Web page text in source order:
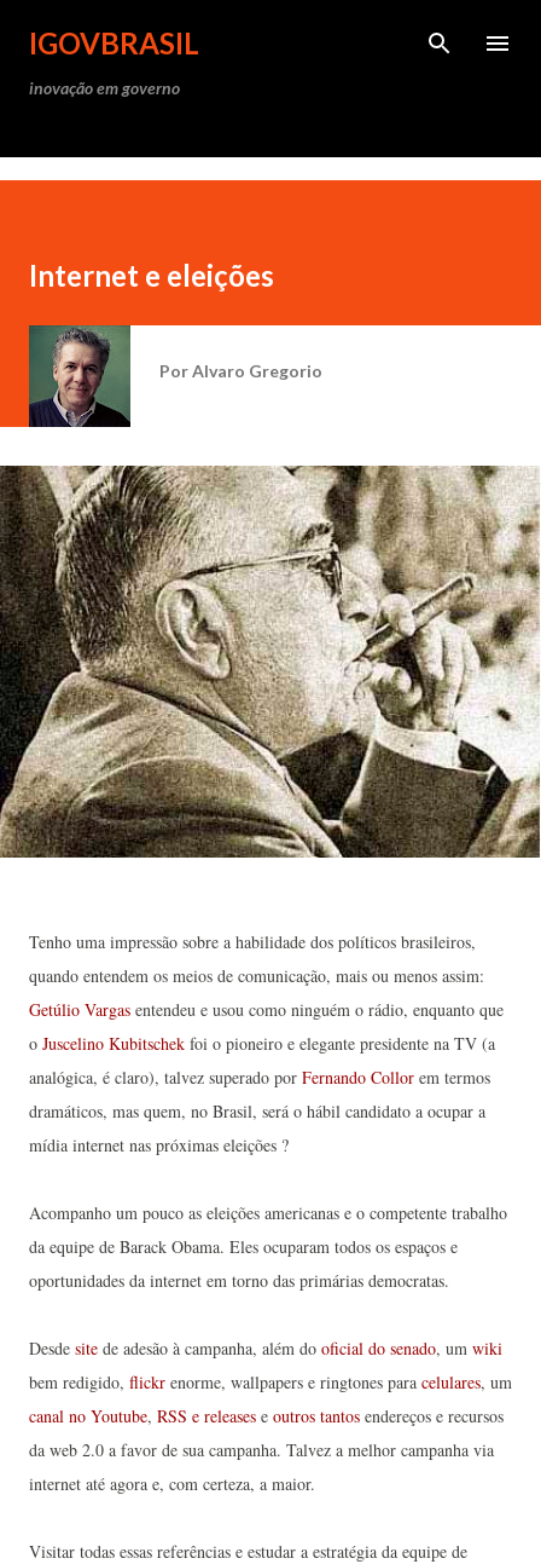
Pular para o conteúdo
IGOVBRASIL
inovação em governo
Internet e eleições
PorAlvaro Gregorio
Tenho uma impressão sobre a habilidade dos políticos brasileiros,
quando entendem os meios de comunicação, mais ou menos assim:
Getúlio Vargas entendeu e usou como ninguém o rádio, enquanto que
o Juscelino Kubitschek foi o pioneiro e elegante presidente na TV (a
analógica, é claro), talvez superado por Fernando Collor em termos
dramáticos, mas quem, no Brasil, será o hábil candidato a ocupar a
mídia internet nas próximas eleições ?
Acompanho um pouco as eleições americanas e o competente trabalho
da equipe de Barack Obama. Eles ocuparam todos os espaços e
oportunidades da internet em torno das primárias democratas.
Desde site de adesão à campanha, além do oficial do senado, um wiki
bem redigido, flickr enorme, wallpapers e ringtones para celulares, um
canal no Youtube, RSS e releases e outros tantos endereços e recursos
da web 2.0 a favor de sua campanha. Talvez a melhor campanha via
internet até agora e, com certeza, a maior.
Visitar todas essas referências e estudar a estratégia da equipe de